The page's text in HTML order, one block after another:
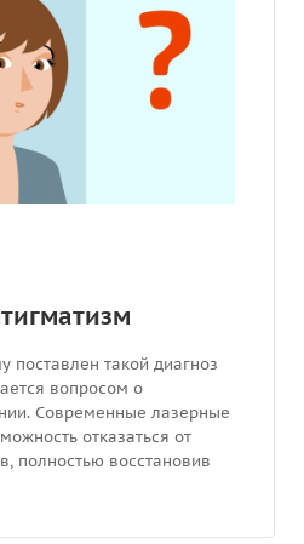
поставлен такой диагноз
вопросом о
Современные лазерные
отказаться от
полностью восстановив